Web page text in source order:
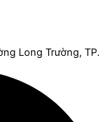
Long Trường, TP.